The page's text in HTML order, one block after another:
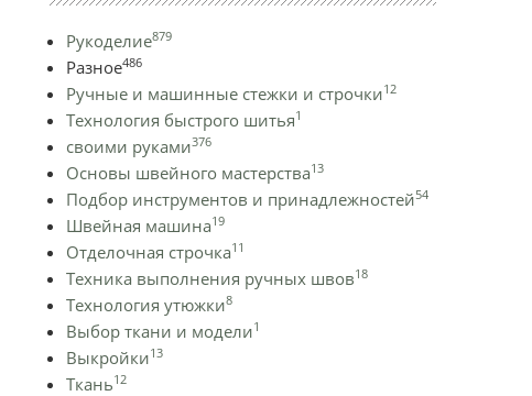
Рукоделие879
Разное486
Ручные и машинные стежки и строчки12
Технология быстрого шитья1
своими руками376
Основы швейного мастерства13
Подбор инструментов и принадлежностей54
Швейная машина19
Отделочная строчка11
Техника выполнения ручных швов18
Технология утюжки8
Выбор ткани и модели1
Выкройки13
Ткань12